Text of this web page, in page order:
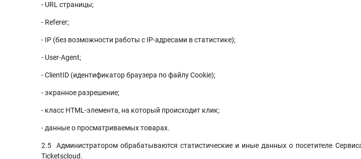
- URL страницы;
- Referer;
- IP (без возможности работы с IP-адресами в статистике);
- User-Agent;
- ClientID (идентификатор браузера по файлу Cookie);
- экранное разрешение;
- класс HTML-элемента, на который происходит клик;
- данные о просматриваемых товарах.
2.5 Администратором обрабатываются статистические и иные данных о посетителе
Ticketscloud.